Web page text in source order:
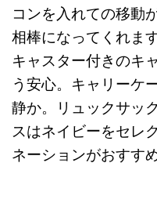
コンを入れての移動
相棒になってくれま
キャスター付きのキ
う安心。キャリーケ
静か。リュックサッ
スはネイビーをセレ
ネーションがおすす